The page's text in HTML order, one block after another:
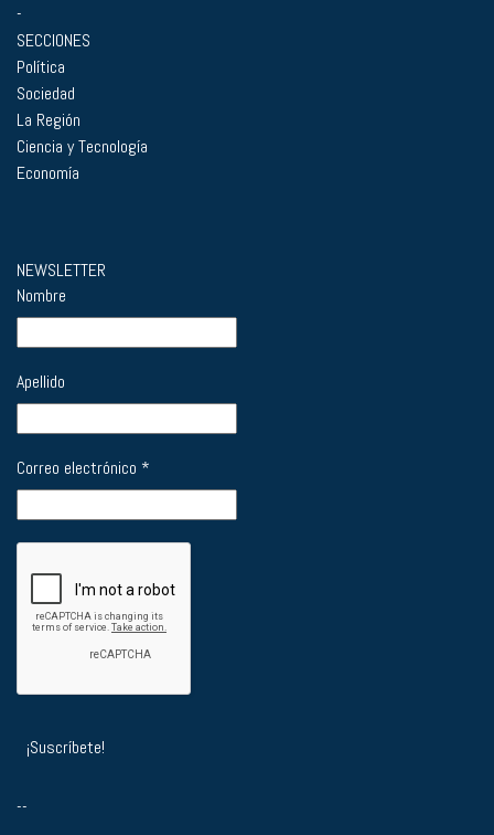
-
SECCIONES
Política
Sociedad
La Región
Ciencia y Tecnología
Economía
NEWSLETTER
Nombre
Apellido
Correo electrónico *
--